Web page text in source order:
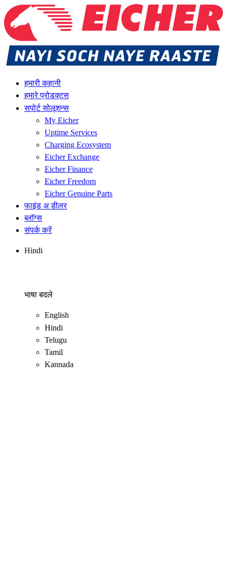
हमारी कहानी
हमारे प्रोडक्ट्स
सपोर्ट सोलूशन्स
My Eicher
Uptime Services
Charging Ecosystem
Eicher Exchange
Eicher Finance
Eicher Freedom
Eicher Genuine Parts
फाइंड अ डीलर
ब्लॉग्स
संपर्क करें
Hindi
भाषा बदले
English
Hindi
Telugu
Tamil
Kannada